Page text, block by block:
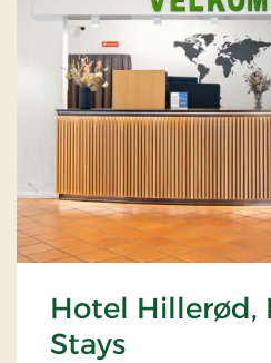
Hotel Hillerød,
Stays